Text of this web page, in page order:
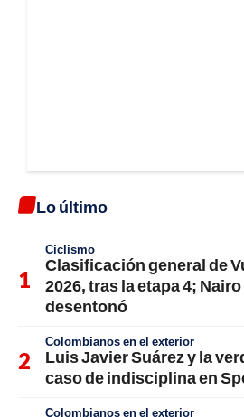
Lo último
Ciclismo
Clasificación general de
2026, tras la etapa 4;
desentonó
Colombianos en el exterior
Luis Javier Suárez y la
caso de indisciplina en
Colombianos en el exterior